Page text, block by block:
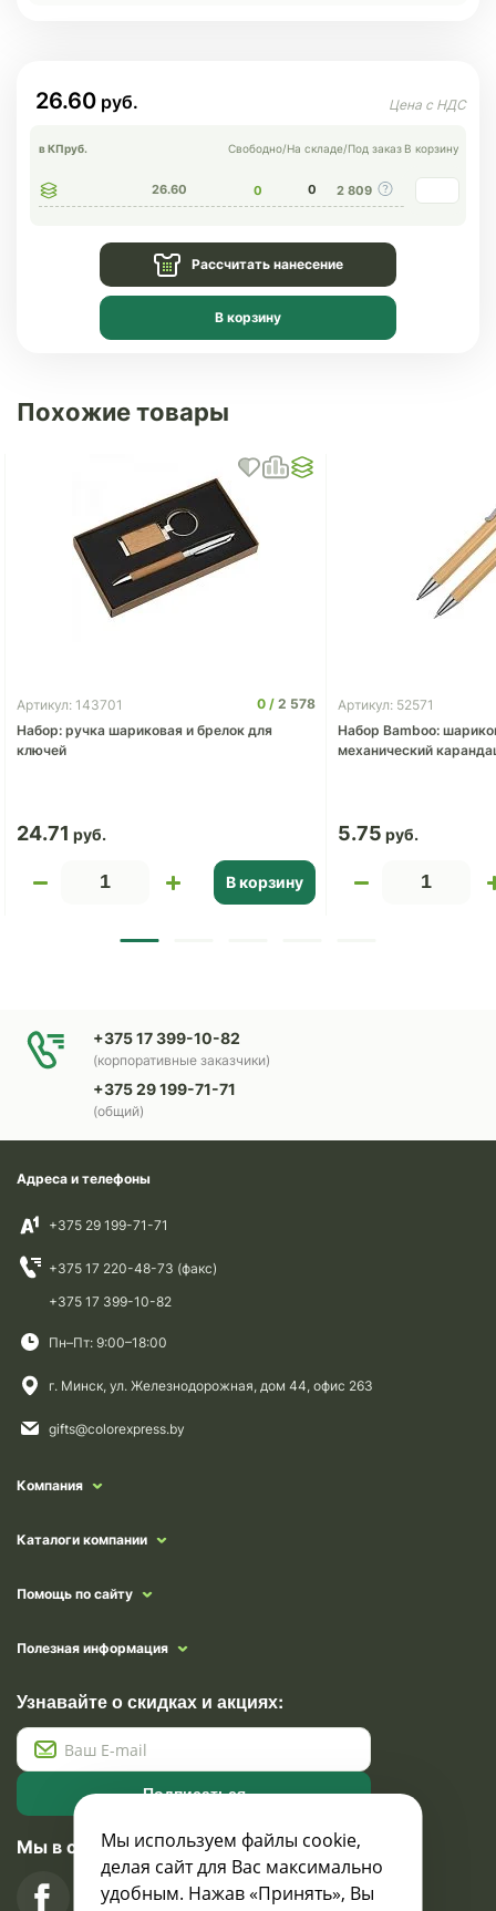
26.60
в КПруб. Свободно/На складе/Под заказ В корзину
26.60 0 0 2 809
Рассчитать нанесение
В корзину
Похожие товары
Артикул: 143701 0
2 578
Набор: ручка шариковая и брелок для
ключей
24.71
В корзину
Артикул: 52571
Набор Bamboo:
механический
5.75
+375 17 399-10-82
(корпоративные заказчики)
+375 29 199-71-71
(общий)
Адреса и телефоны
+375 29 199-71-71
+375 17 220-48-73 (факс)
+375 17 399-10-82
Пн–Пт: 9:00–18:00
г. Минск, ул. Железнодорожная, дом 44, офис 263
gifts@colorexpress.by
Компания
Каталоги компании
Помощь по сайту
Полезная информация
Узнавайте о скидках и акциях:
Подписаться
Мы в социальных сетях
Мы используем файлы cookie,
делая сайт для Вас максимально
удобным. Нажав «Принять», Вы